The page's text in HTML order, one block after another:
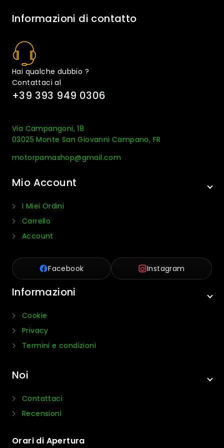
Informazioni di contatto
Hai qualche dubbio ?
Contattaci al
+39 393 949 0306
Via Campangoni, 18
03025 Monte San Giovanni Campano, FR
motorpamashop@gmail.com
Mio Account
I Miei Ordini
Carrello
Account
Facebook Instagram
Informazioni
Cookie
Privacy
Termini e condizioni
Noi
Contattaci
Recensioni
Orari di Apertura